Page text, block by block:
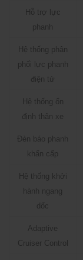
Hỗ trợ lực
phanh
Hệ thống phân
phối lực phanh
điện tử
Hệ thống ổn
định thân xe
Đèn báo phanh
khẩn cấp
Hệ thống khởi
hành ngang
dốc
Adaptive
Cruiser Control